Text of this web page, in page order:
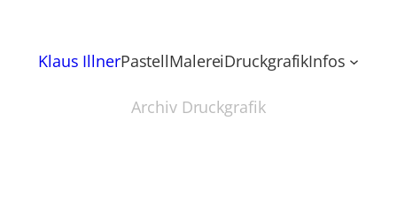
Klaus IllnerPastellMalereiDruckgrafikInfos
Archiv Druckgrafik